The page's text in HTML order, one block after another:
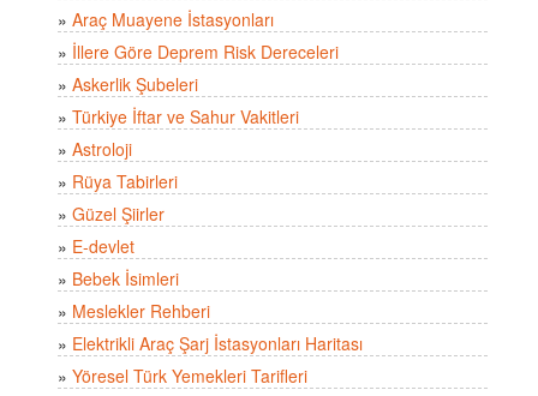
» Araç Muayene İstasyonları
» İllere Göre Deprem Risk Dereceleri
» Askerlik Şubeleri
» Türkiye İftar ve Sahur Vakitleri
» Astroloji
» Rüya Tabirleri
» Güzel Şiirler
» E-devlet
» Bebek İsimleri
» Meslekler Rehberi
» Elektrikli Araç Şarj İstasyonları Haritası
» Yöresel Türk Yemekleri Tarifleri